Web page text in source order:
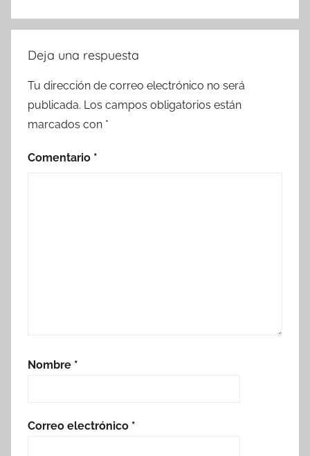
Deja una respuesta
Tu dirección de correo electrónico no será
publicada. Los campos obligatorios están
marcados con *
Comentario *
Nombre *
Correo electrónico *